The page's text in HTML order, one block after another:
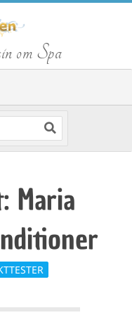
om Spa
Maria